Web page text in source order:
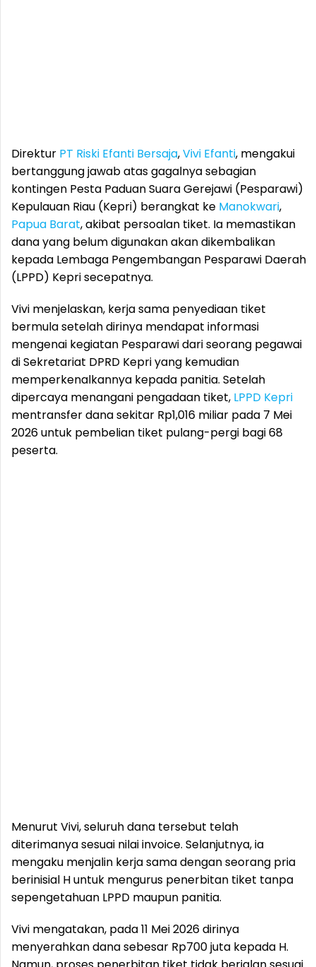
Direktur PT Riski Efanti Bersaja,Vivi Efanti, mengakui
bertanggung jawab atas gagalnya sebagian
kontingen Pesta Paduan Suara Gerejawi (Pesparawi)
Kepulauan Riau (Kepri) berangkat ke Manokwari,
Papua Barat, akibat persoalan tiket. Ia memastikan
dana yang belum digunakan akan dikembalikan
kepada Lembaga Pengembangan Pesparawi Daerah
(LPPD) Kepri secepatnya.
Vivi menjelaskan, kerja sama penyediaan tiket
bermula setelah dirinya mendapat informasi
mengenai kegiatan Pesparawi dari seorang pegawai
di Sekretariat DPRD Kepri yang kemudian
memperkenalkannya kepada panitia. Setelah
dipercaya menangani pengadaan tiket, LPPD Kepri
mentransfer dana sekitar Rp1,016 miliar pada 7 Mei
2026 untuk pembelian tiket pulang-pergi bagi 68
peserta.
Menurut Vivi, seluruh dana tersebut telah
diterimanya sesuai nilai invoice. Selanjutnya, ia
mengaku menjalin kerja sama dengan seorang pria
berinisial H untuk mengurus penerbitan tiket tanpa
sepengetahuan LPPD maupun panitia.
Vivi mengatakan, pada 11 Mei 2026 dirinya
menyerahkan dana sebesar Rp700 juta kepada H.